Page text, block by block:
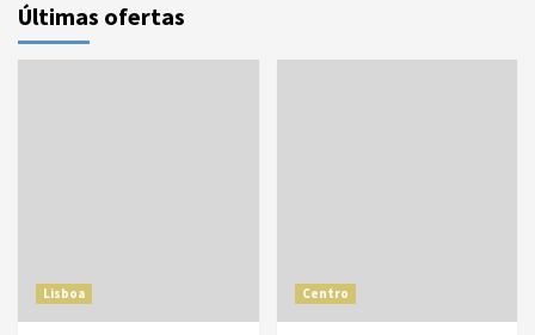
Últimas ofertas
Lisboa Centro